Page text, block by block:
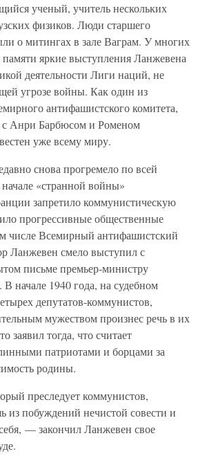
ученый, учитель нескольких
физиков. Люди старшего
о митингах в зале Ваграм. У многих
яркие выступления Ланжевена
деятельности Лиги наций, не
угрозе войны. Как один из
антифашистского комитета,
с Анри Барбюсом и Роменом
уже всему миру.
снова прогремело по всей
«странной войны»
запретило коммунистическую
прогрессивные общественные
числе Всемирный антифашистский
Ланжевен смело выступил с
письме премьер-министру
начале 1940 года, на судебном
депутатов-коммунистов,
мужеством произнес речь в их
заявил тогда, что считает
патриотами и борцами за
родины.
преследует коммунистов,
из побуждений нечистой совести и
— закончил Ланжевен свое